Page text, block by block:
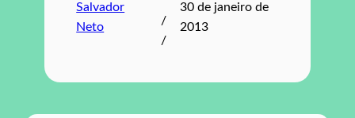
Salvador
Neto
/
/
30 de janeiro de
2013